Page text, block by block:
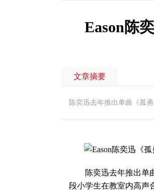
Eason陈
文章摘要
陈奕迅去年推出单曲《孤
陈奕迅去年推出单曲
段小学生在教室内高声